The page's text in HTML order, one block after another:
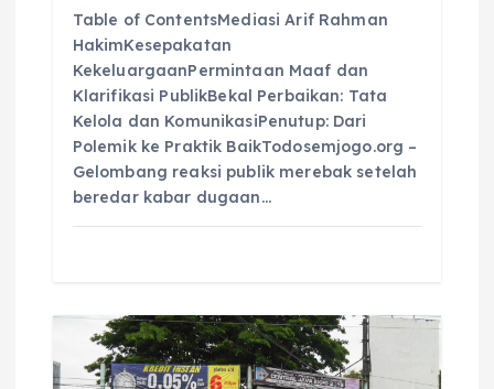
Table of ContentsMediasi Arif Rahman
HakimKesepakatan
KekeluargaanPermintaan Maaf dan
Klarifikasi PublikBekal Perbaikan: Tata
Kelola dan KomunikasiPenutup: Dari
Polemik ke Praktik BaikTodosemjogo.org –
Gelombang reaksi publik merebak setelah
beredar kabar dugaan…